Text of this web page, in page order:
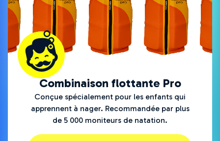
Combinaison flottante Pro
Conçue spécialement pour les enfants qui
apprennent à nager. Recommandée par plus
de 5 000 moniteurs de natation.